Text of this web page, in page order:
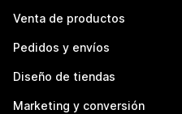
Venta de productos
Pedidos y envíos
Diseño de tiendas
Marketing y conversión